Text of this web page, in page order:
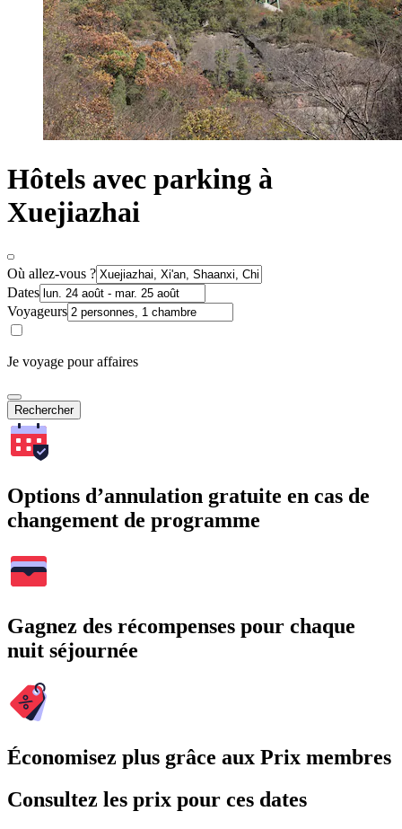
Hôtels avec parking à
Xuejiazhai
Où allez-vous ?
Dates
Voyageurs
Je voyage pour affaires
Rechercher
Options d’annulation gratuite en cas de
changement de programme
Gagnez des récompenses pour chaque
nuit séjournée
Économisez plus grâce aux Prix membres
Consultez les prix pour ces dates